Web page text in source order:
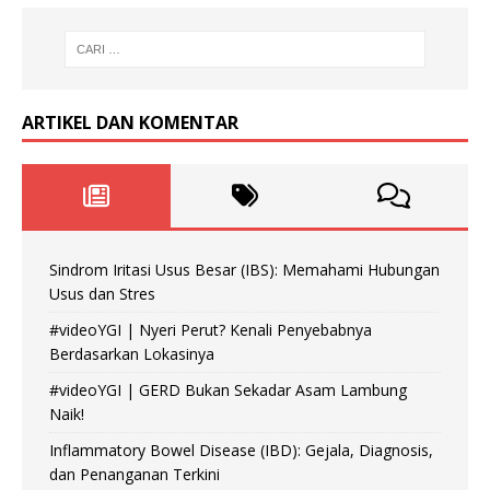
ARTIKEL DAN KOMENTAR
Sindrom Iritasi Usus Besar (IBS): Memahami Hubungan
Usus dan Stres
#videoYGI | Nyeri Perut? Kenali Penyebabnya
Berdasarkan Lokasinya
#videoYGI | GERD Bukan Sekadar Asam Lambung
Naik!
Inflammatory Bowel Disease (IBD): Gejala, Diagnosis,
dan Penanganan Terkini